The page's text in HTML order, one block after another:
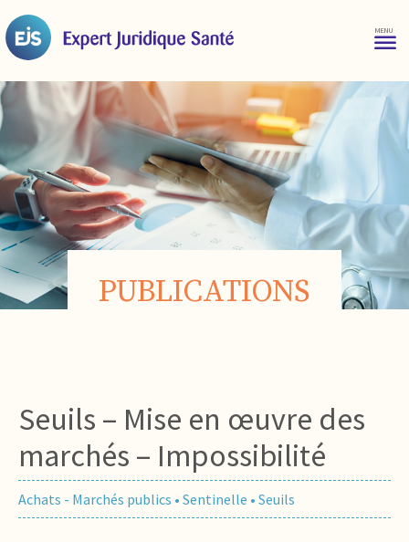
PUBLICATIONS
Seuils – Mise en œuvre des
marchés – Impossibilité
Achats - Marchés publics • Sentinelle • Seuils